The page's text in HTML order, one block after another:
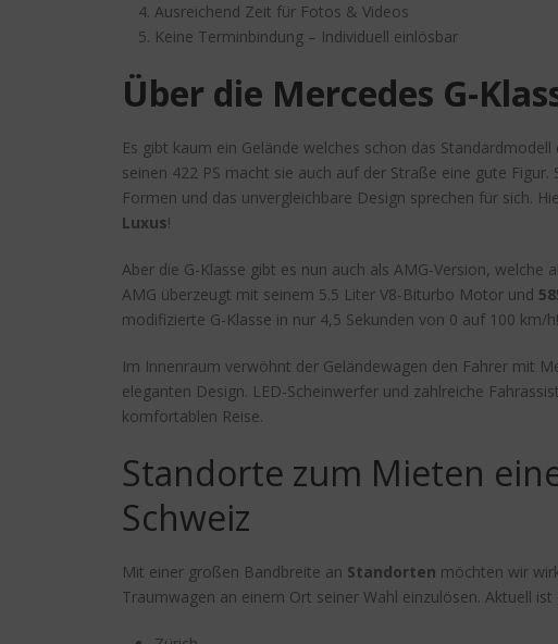
Ausreichend Zeit für Fotos & Videos
Keine Terminbindung – Individuell einlösbar
Über die Mercedes G-
Es gibt kaum ein Gelände welches schon das Standardmodell
seinen 422 PS macht sie auch auf der Straße eine gute
Formen und das unvergleichbare Design sprechen für sich.
Luxus!
Aber die G-Klasse gibt es nun auch als AMG-Version,
AMG überzeugt mit seinem 5.5 Liter V8-Biturbo Motor und
modifizierte G-Klasse in nur 4,5 Sekunden von 0 auf 100 km/h!
Im Innenraum verwöhnt der Geländewagen den Fahrer mit
eleganten Design. LED-Scheinwerfer und zahlreiche
komfortablen Reise.
Standorte zum Mieten
Schweiz
Mit einer großen Bandbreite an Standorten möchten wir
Traumwagen an einem Ort seiner Wahl einzulösen. Aktuell